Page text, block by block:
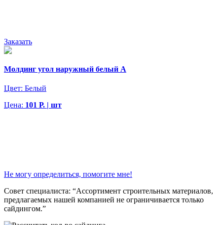
Заказать
Молдинг угол наружный белый А
Цвет: Белый
Цена: 101 Р. | шт
Не могу определиться, помогите мне!
Совет специалиста: “Ассортимент строительных материалов,
предлагаемых нашей компанией не ограничивается только
сайдингом.”